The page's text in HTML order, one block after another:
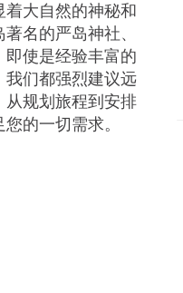
大自然的神秘和
名的严岛神社、
使是经验丰富的
我们都强烈建议远
规划旅程到安排
的一切需求。